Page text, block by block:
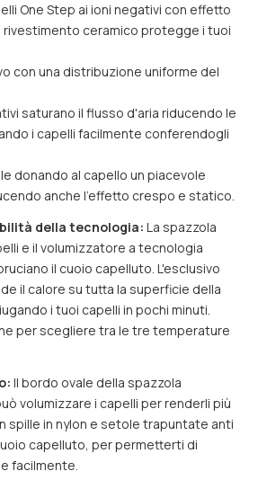
One Step ai ioni negativi con effetto
ceramico protegge i tuoi
con una distribuzione uniforme del
saturano il flusso d'aria riducendo le
i capelli facilmente conferendogli
donando al capello un piacevole
anche l'effetto crespo e statico.
della tecnologia: La spazzola
e il volumizzatore a tecnologia
il cuoio capelluto. L'esclusivo
il calore su tutta la superficie della
i tuoi capelli in pochi minuti.
per scegliere tra le tre temperature
Il bordo ovale della spazzola
volumizzare i capelli per renderli più
spille in nylon e setole trapuntate anti
capelluto, per permetterti di
facilmente.